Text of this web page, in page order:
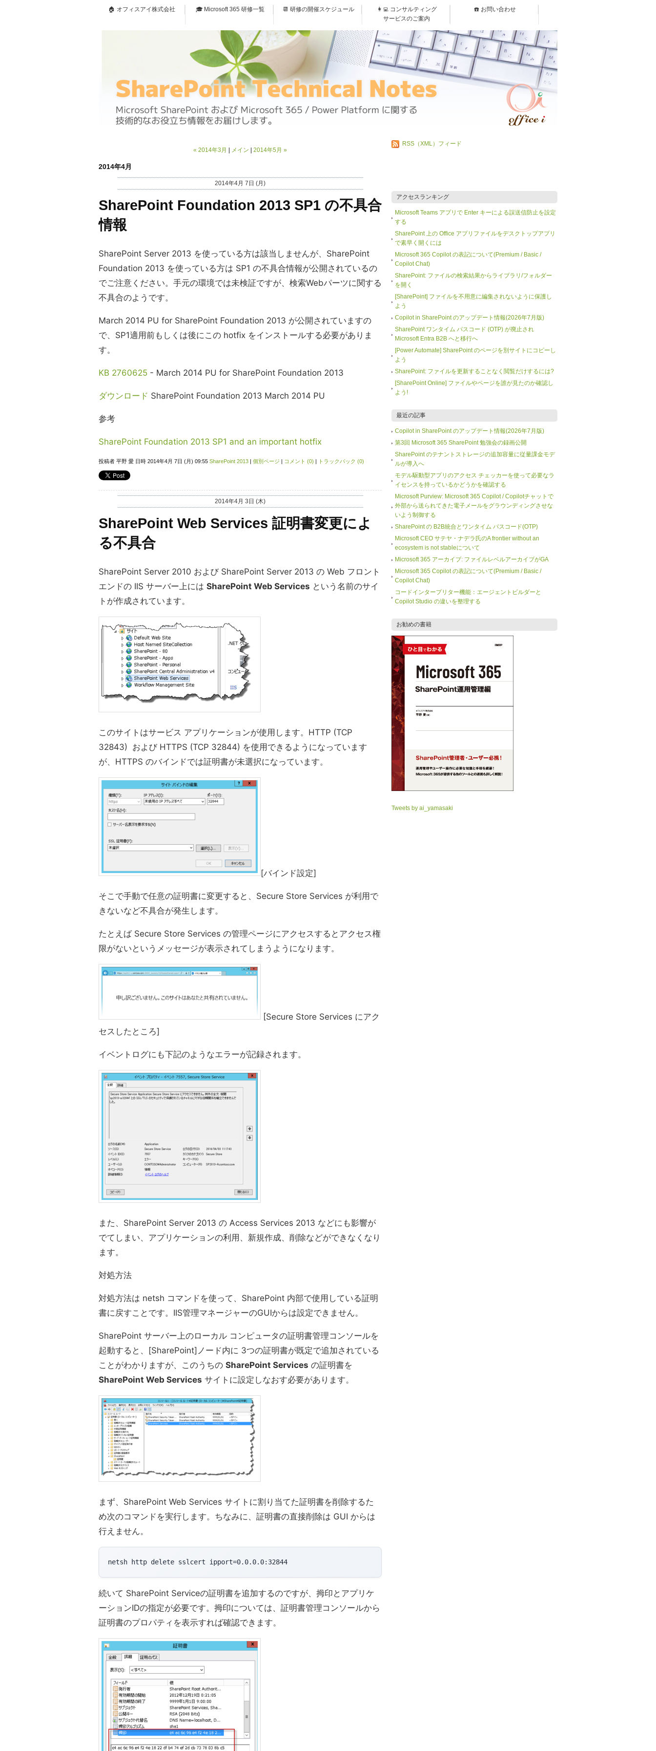
🏠 オフィスアイ株式会社 🎓 Microsoft 365 研修一覧 📆 研修の開催スケジュール
👩‍💻 コンサルティング
サービスのご案内
☎️ お問い合わせ
« 2014年3月 メイン 2014年5月 »
2014年4月
2014年4月 7日 (月)
SharePoint Foundation 2013 SP1 の不具合
情報
SharePoint Server 2013 を使っている方は該当しませんが、SharePoint
Foundation 2013 を使っている方は SP1 の不具合情報が公開されているの
でご注意ください。手元の環境では未検証ですが、検索Webパーツに関する
不具合のようです。
March 2014 PU for SharePoint Foundation 2013 が公開されていますの
で、SP1適用前もしくは後にこの hotfix をインストールする必要がありま
す。
KB 2760625 - March 2014 PU for SharePoint Foundation 2013
ダウンロード SharePoint Foundation 2013 March 2014 PU
参考
SharePoint Foundation 2013 SP1 and an important hotfix
投稿者 平野 愛 日時 2014年4月 7日 (月) 09:55 SharePoint 2013 | 個別ページ コメント (0) トラックバック (0)
2014年4月 3日 (木)
SharePoint Web Services 証明書変更によ
る不具合
SharePoint Server 2010 および SharePoint Server 2013 の Web フロント
エンドの IIS サーバー上には SharePoint Web Services という名前のサイ
トが作成されています。
このサイトはサービス アプリケーションが使用します。HTTP (TCP
32843) および HTTPS (TCP 32844) を使用できるようになっています
が、HTTPS のバインドでは証明書が未選択になっています。
[バインド設定]
そこで手動で任意の証明書に変更すると、Secure Store Services が利用で
きないなど不具合が発生します。
たとえば Secure Store Services の管理ページにアクセスするとアクセス権
限がないというメッセージが表示されてしまうようになります。
[Secure Store Services にアク
セスしたところ]
イベントログにも下記のようなエラーが記録されます。
また、SharePoint Server 2013 の Access Services 2013 などにも影響が
でてしまい、アプリケーションの利用、新規作成、削除などができなくなり
ます。
対処方法
対処方法は netsh コマンドを使って、SharePoint 内部で使用している証明
書に戻すことです。IIS管理マネージャーのGUIからは設定できません。
SharePoint サーバー上のローカル コンピュータの証明書管理コンソールを
起動すると、[SharePoint]ノード内に 3つの証明書が既定で追加されている
ことがわかりますが、このうちの SharePoint Services の証明書を
SharePoint Web Services サイトに設定しなおす必要があります。
まず、SharePoint Web Services サイトに割り当てた証明書を削除するた
め次のコマンドを実行します。ちなみに、証明書の直接削除は GUI からは
行えません。
netsh http delete sslcert ipport=0.0.0.0:32844
続いて SharePoint Serviceの証明書を追加するのですが、拇印とアプリケ
ーションIDの指定が必要です。拇印については、証明書管理コンソールから
証明書のプロパティを表示すれば確認できます。
RSS（XML）フィード
アクセスランキング
Microsoft Teams アプリで Enter キーによる誤送信防止を設定
する
SharePoint 上の Office アプリファイルをデスクトップアプリ
で素早く開くには
Microsoft 365 Copilot の表記について(Premium / Basic /
Copilot Chat)
SharePoint: ファイルの検索結果からライブラリ/フォルダー
を開く
[SharePoint] ファイルを不用意に編集されないように保護し
よう
Copilot in SharePoint のアップデート情報(2026年7月版)
SharePoint ワンタイム パスコード (OTP) が廃止され
Microsoft Entra B2B へと移行へ
[Power Automate] SharePoint のページを別サイトにコピーし
よう
SharePoint: ファイルを更新することなく閲覧だけするには?
[SharePoint Online] ファイルやページを誰が見たのか確認し
よう!
最近の記事
Copilot in SharePoint のアップデート情報(2026年7月版)
第3回 Microsoft 365 SharePoint 勉強会の録画公開
SharePoint のテナントストレージの追加容量に従量課金モデ
ルが導入へ
モデル駆動型アプリのアクセス チェッカーを使って必要なラ
イセンスを持っているかどうかを確認する
Microsoft Purview: Microsoft 365 Copilot / Copilotチャットで
外部から送られてきた電子メールをグラウンディングさせな
いよう制御する
SharePoint の B2B統合とワンタイム パスコード(OTP)
Microsoft CEO サテヤ・ナデラ氏のA frontier without an
ecosystem is not stableについて
Microsoft 365 アーカイブ: ファイルレベルアーカイブがGA
Microsoft 365 Copilot の表記について(Premium / Basic /
Copilot Chat)
コードインタープリター機能：エージェントビルダーと
Copilot Studio の違いを整理する
お勧めの書籍
Tweets by ai_yamasaki